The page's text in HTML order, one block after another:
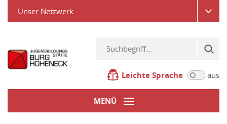
Unser Netzwerk
Leichte Sprache aus
MENÜ